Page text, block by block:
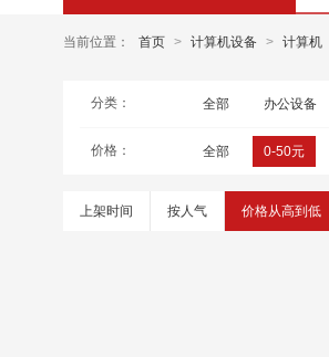
当前位置： 首页 > 计算机设备 > 计算机
分类： 全部 办公设备
价格： 全部 0-50元
上架时间 按人气 价格从高到低